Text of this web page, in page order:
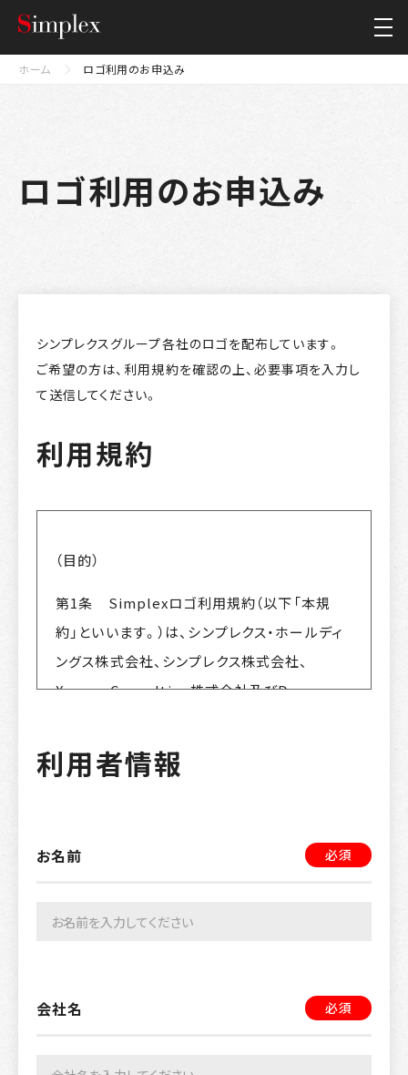
シンプレクス・ホールディングス株式会社
ホーム ロゴ利用のお申込み
ロゴ利用のお申込み